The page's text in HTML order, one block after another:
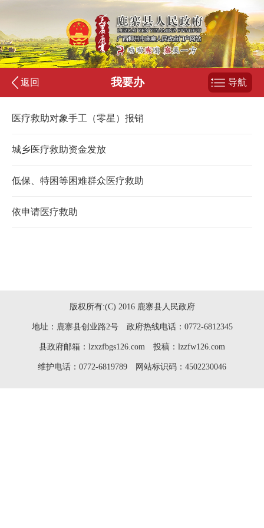
返回 我要办 导航
医疗救助对象手工（零星）报销
城乡医疗救助资金发放
低保、特困等困难群众医疗救助
依申请医疗救助
版权所有:(C) 2016 鹿寨县人民政府
地址：鹿寨县创业路2号 政府热线电话：0772-6812345
县政府邮箱：lzxzfbgs126.com 投稿：lzzfw126.com
维护电话：0772-6819789 网站标识码：4502230046